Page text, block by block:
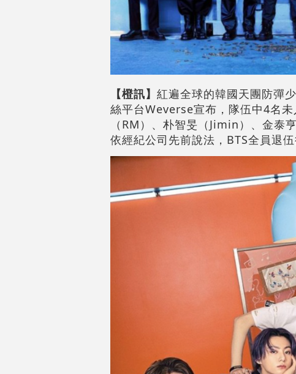
【橙訊】 紅遍全球的韓國天團防彈
絲平台Weverse宣布，隊伍中4名
（RM）、朴智旻（Jimin）、金泰
依經紀公司先前說法，BTS全員退